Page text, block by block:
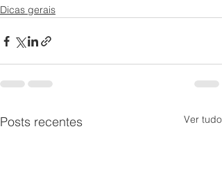
Dicas gerais
Posts recentes Ver tudo